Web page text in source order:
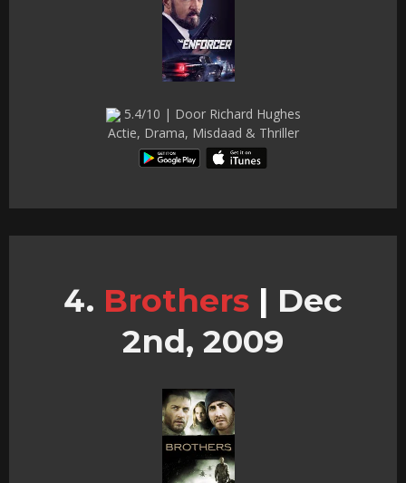
5.4/10 | Door Richard Hughes
Actie, Drama, Misdaad & Thriller
Brothers | Dec
2nd, 2009